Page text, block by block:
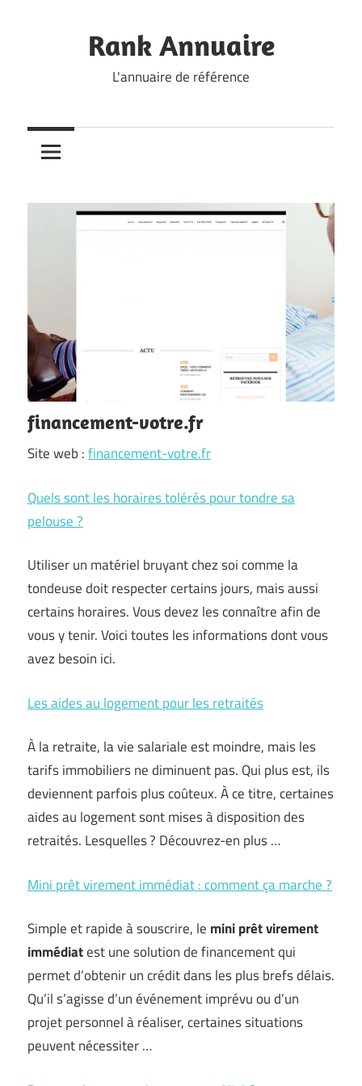
Rank Annuaire
L'annuaire de référence
financement-votre.fr
Site web :financement-votre.fr
Quels sont les horaires tolérés pour tondre sa
pelouse ?
Utiliser un matériel bruyant chez soi comme la
tondeuse doit respecter certains jours, mais aussi
certains horaires. Vous devez les connaître afin de
vous y tenir. Voici toutes les informations dont vous
avez besoin ici.
Les aides au logement pour les retraités
À la retraite, la vie salariale est moindre, mais les
tarifs immobiliers ne diminuent pas. Qui plus est, ils
deviennent parfois plus coûteux. À ce titre, certaines
aides au logement sont mises à disposition des
retraités. Lesquelles ? Découvrez-en plus …
Mini prêt virement immédiat : comment ça marche ?
Simple et rapide à souscrire, le mini prêt virement
immédiatest une solution de financement qui
permet d’obtenir un crédit dans les plus brefs délais.
Qu’il s’agisse d’un événement imprévu ou d’un
projet personnel à réaliser, certaines situations
peuvent nécessiter …